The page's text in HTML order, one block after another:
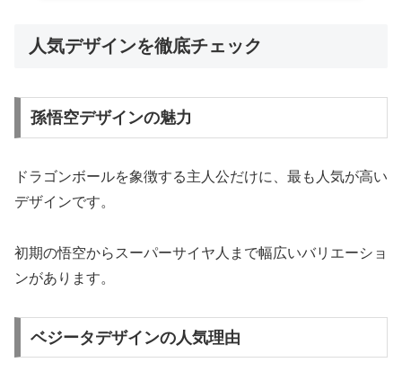
人気デザインを徹底チェック
孫悟空デザインの魅力
ドラゴンボールを象徴する主人公だけに、最も人気が高い
デザインです。
初期の悟空からスーパーサイヤ人まで幅広いバリエーショ
ンがあります。
ベジータデザインの人気理由